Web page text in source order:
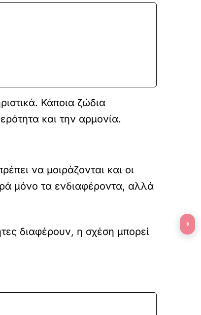
Κάποια ζώδια
και την αρμονία.
να μοιράζονται και οι
μόνο τα ενδιαφέροντα, αλλά
διαφέρουν, η σχέση μπορεί
›